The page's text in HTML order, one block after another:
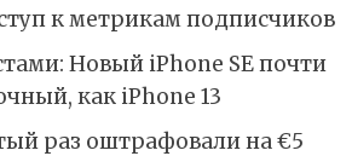
к метрикам подписчиков
Новый iPhone SE почти
как iPhone 13
раз оштрафовали на €5